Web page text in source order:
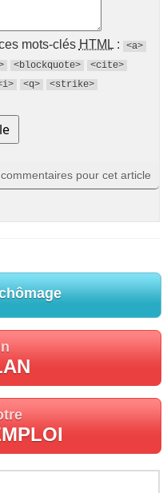
mots-clés HTML:
<a>
<blockquote>
<cite>
<q>
<strike>
pour cet article